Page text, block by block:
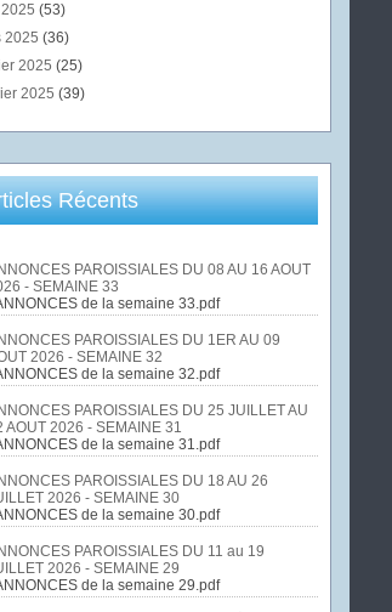
(53)
2025 (36)
2025 (25)
2025 (39)
Récents
PAROISSIALES DU 08 AU 16 AOUT
- SEMAINE 33
de la semaine 33.pdf
PAROISSIALES DU 1ER AU 09
2026 - SEMAINE 32
de la semaine 32.pdf
PAROISSIALES DU 25 JUILLET AU
AOUT 2026 - SEMAINE 31
de la semaine 31.pdf
PAROISSIALES DU 18 AU 26
2026 - SEMAINE 30
de la semaine 30.pdf
PAROISSIALES DU 11 au 19
2026 - SEMAINE 29
de la semaine 29.pdf